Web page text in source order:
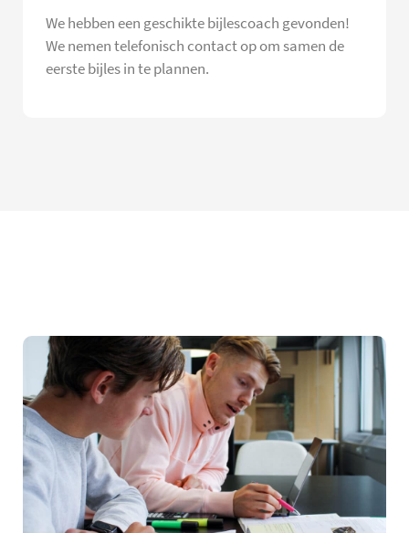
We hebben een geschikte bijlescoach gevonden!
We nemen telefonisch contact op om samen de
eerste bijles in te plannen.